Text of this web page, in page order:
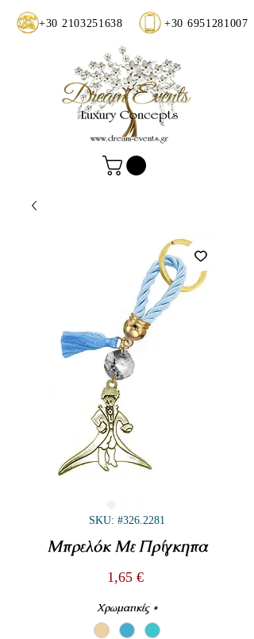
+30 2103251638 +30 6951281007
SKU: #326.2281
Μπρελόκ Με Πρίγκηπα
1,65 €Τιμή
Χρωματικές *